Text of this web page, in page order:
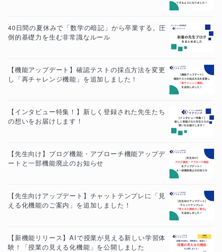
40日間の夏休みで「数学の暗記」から卒業する。圧
倒的基礎力を生む非常識なルール
【機能アップデート】確認テストの採点方法を変更
し「再チャレンジ機能」を追加しました！
【インタビュー特集！】新しく登録された先生たち
の想いをお届けします！
【先生向け】ブログ機能・アプローチ機能アップデ
ートと一部機能廃止のお知らせ
【先生向けアップデート】チャットテンプレに「見
える化機能のご案内」を追加しました！
【新機能リリース】AIで授業が見える新しい学習体
験！「授業の見える化機能」を公開しました